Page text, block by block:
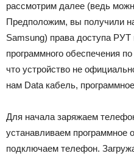
рассмотрим далее (ведь
Предположим, вы получили
Samsung) права доступа РУТ
программного обеспечения
что устройство не
нам Data кабель,
Для начала заряжаем
устанавливаем программное
подключаем телефон.